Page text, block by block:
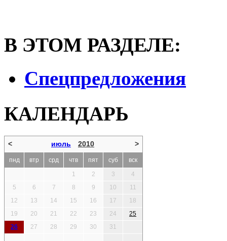
В ЭТОМ РАЗДЕЛЕ:
Спецпредложения
КАЛЕНДАРЬ
< июль 2010 >
пнд втр срд чтв пят суб
вск
1
2 3
4
5
6 7 8 9 10
11
12
13 14 15 16 17
18
19
20 21 22 23 24
25
26
27 28 29 30 31